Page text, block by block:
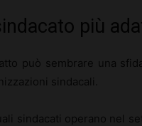
più
può sembrare una
sindacali.
sindacati operano nel